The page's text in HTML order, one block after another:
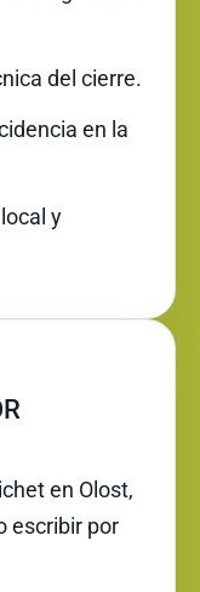
del cierre.
en la
y
en Olost,
escribir por